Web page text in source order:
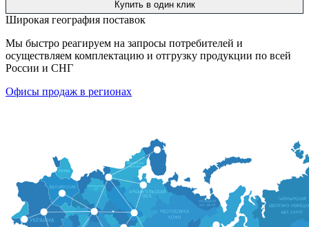
Купить в один клик
Широкая география поставок
Мы быстро реагируем на запросы потребителей и
осуществляем комплектацию и отгрузку продукции по всей
России и СНГ
Офисы продаж в регионах